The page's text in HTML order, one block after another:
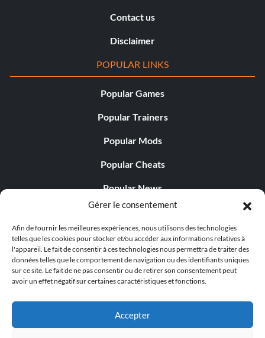
Gérer le consentement
Afin de fournir les meilleures expériences, nous utilisons des technologies
telles que les cookies pour stocker et/ou accéder aux informations relatives à
l'appareil. Le fait de consentir à ces technologies nous permettra de traiter des
données telles que le comportement de navigation ou des identifiants uniques
sur ce site. Le fait de ne pas consentir ou de retirer son consentement peut
avoir un effet négatif sur certaines caractéristiques et fonctions.
Accepter
Contact us
Disclaimer
POPULAR LINKS
Popular Games
Popular Trainers
Popular Mods
Popular Cheats
Popular News
Popular Editorials
Popular Free Games
LATEST UPDATES